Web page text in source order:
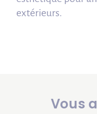
extérieurs.
Vous